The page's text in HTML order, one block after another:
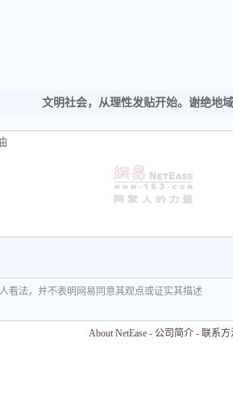
文明社会，从理性发贴开始。谢绝地
看法，并不表明网易同意其观点或证实其描述
About NetEase - 公司简介 - 联系方